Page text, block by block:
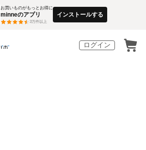
お買いものがもっとお得に
minneのアプリ
3万件以上
インストールする
ログイン